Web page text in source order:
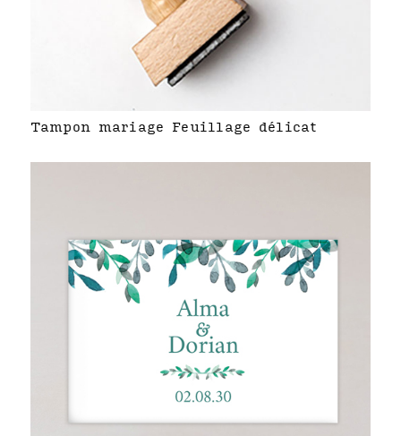
Tampon mariage Feuillage délicat